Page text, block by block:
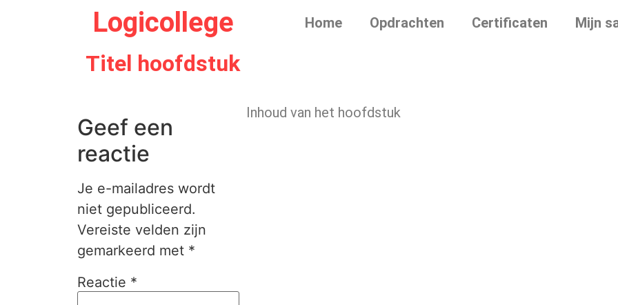
Logicollege Home Opdrachten Certificaten Mijn
Titel hoofdstuk
Geef een
reactie
Je e-mailadres wordt
niet gepubliceerd.
Vereiste velden zijn
gemarkeerd met *
Reactie *
Inhoud van het